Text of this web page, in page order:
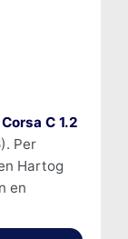
C 1.2
Per
Hartog
en